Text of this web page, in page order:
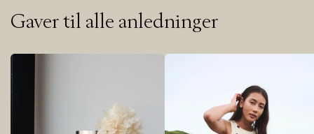
Gaver til alle anledninger